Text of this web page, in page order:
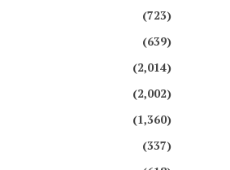
(723)
(639)
(2,014)
(2,002)
(1,360)
(337)